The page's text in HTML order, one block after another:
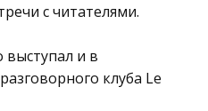
с читателями.
и в
клуба Le